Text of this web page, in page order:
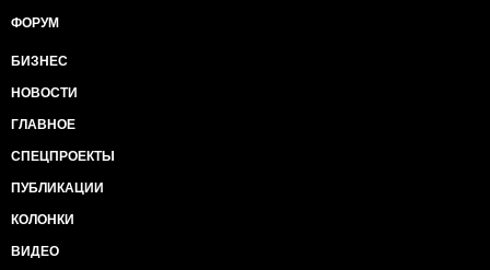
ФОРУМ
БИЗНЕС
НОВОСТИ
ГЛАВНОЕ
СПЕЦПРОЕКТЫ
ПУБЛИКАЦИИ
КОЛОНКИ
ВИДЕО